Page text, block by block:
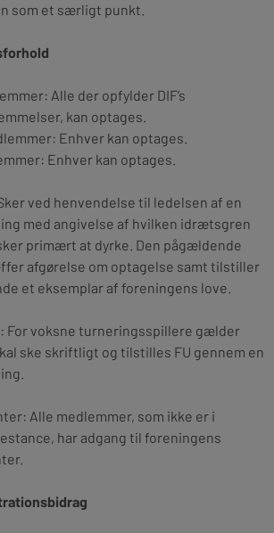
som et særligt punkt.
Alle der opfylder DIF’s
kan optages.
Enhver kan optages.
Enhver kan optages.
ved henvendelse til ledelsen af en
med angivelse af hvilken idrætsgren
primært at dyrke. Den pågældende
afgørelse om optagelse samt tilstiller
et eksemplar af foreningens love.
For voksne turneringsspillere gælder
ske skriftligt og tilstilles FU gennem en
Alle medlemmer, som ikke er i
har adgang til foreningens